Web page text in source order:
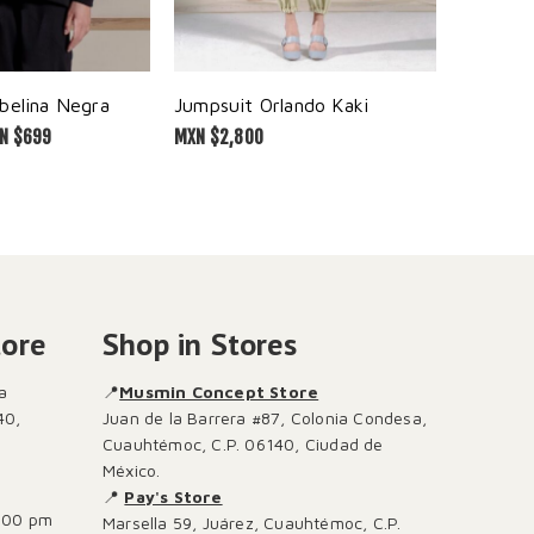
Negra
$699
Jumpsuit Orlando Kaki
MXN $2,800
pm
Shop in Stores
📍Musmin Concept Store
Juan de la Barrera #87, Colonia Condesa,
Cuauhtémoc, C.P. 06140, Ciudad de
México.
📍 Pay's Store
Marsella 59, Juárez, Cuauhtémoc, C.P.